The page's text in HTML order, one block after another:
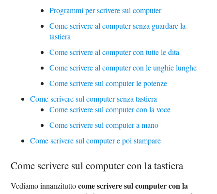
Programmi per scrivere sul computer
Come scrivere al computer senza guardare la
tastiera
Come scrivere al computer con tutte le dita
Come scrivere al computer con le unghie lunghe
Come scrivere sul computer le potenze
Come scrivere sul computer senza tastiera
Come scrivere sul computer con la voce
Come scrivere sul computer a mano
Come scrivere sul computer e poi stampare
Come scrivere sul computer con la tastiera
Vediamo innanzituttocome scrivere sul computer con la